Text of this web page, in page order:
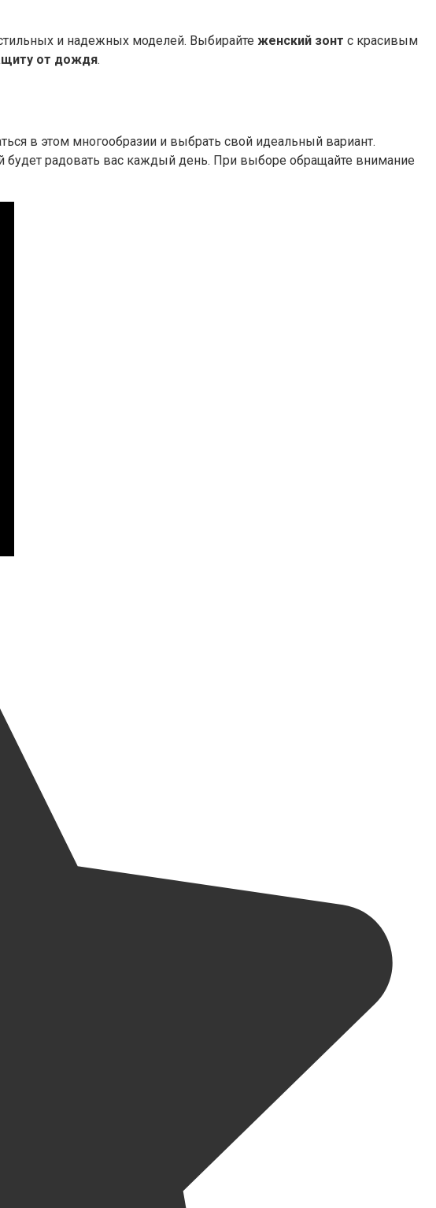
и надежных моделей. Выбирайте женский зонт с красивым
от дождя.
в этом многообразии и выбрать свой идеальный вариант.
будет радовать вас каждый день. При выборе обращайте внимание